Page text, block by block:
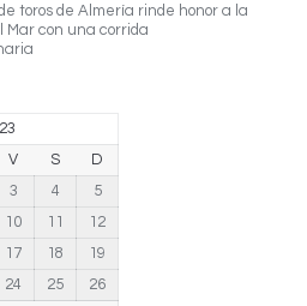
toros de Almería rinde honor a la
Mar con una corrida
V S
D
3 4
5
10 11
12
17 18
19
24 25
26